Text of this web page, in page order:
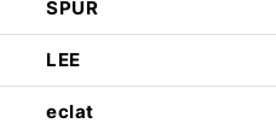
SPUR
LEE
eclat